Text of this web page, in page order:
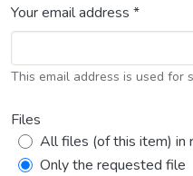
Your email address *
This email address is used for
Files
All files (of this item) in
Only the requested file